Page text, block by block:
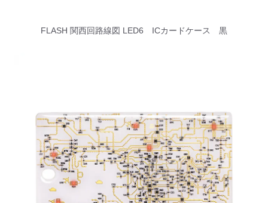
FLASH 関西回路線図 LED6 ICカードケース 黒